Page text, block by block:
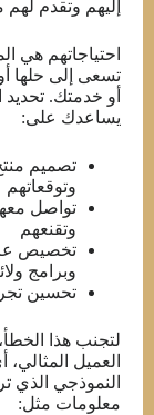
إليهم وتقدم
احتياجاتهم هي
تسعى إلى حلها
أو خدمتك.
يساعدك على:
تصميم
وتوقعاتهم
تواصل
وتقنعهم
تخصيص
وبرامج
تحسين
لتجنب هذا
العميل
النموذجي الذي
معلومات مثل: